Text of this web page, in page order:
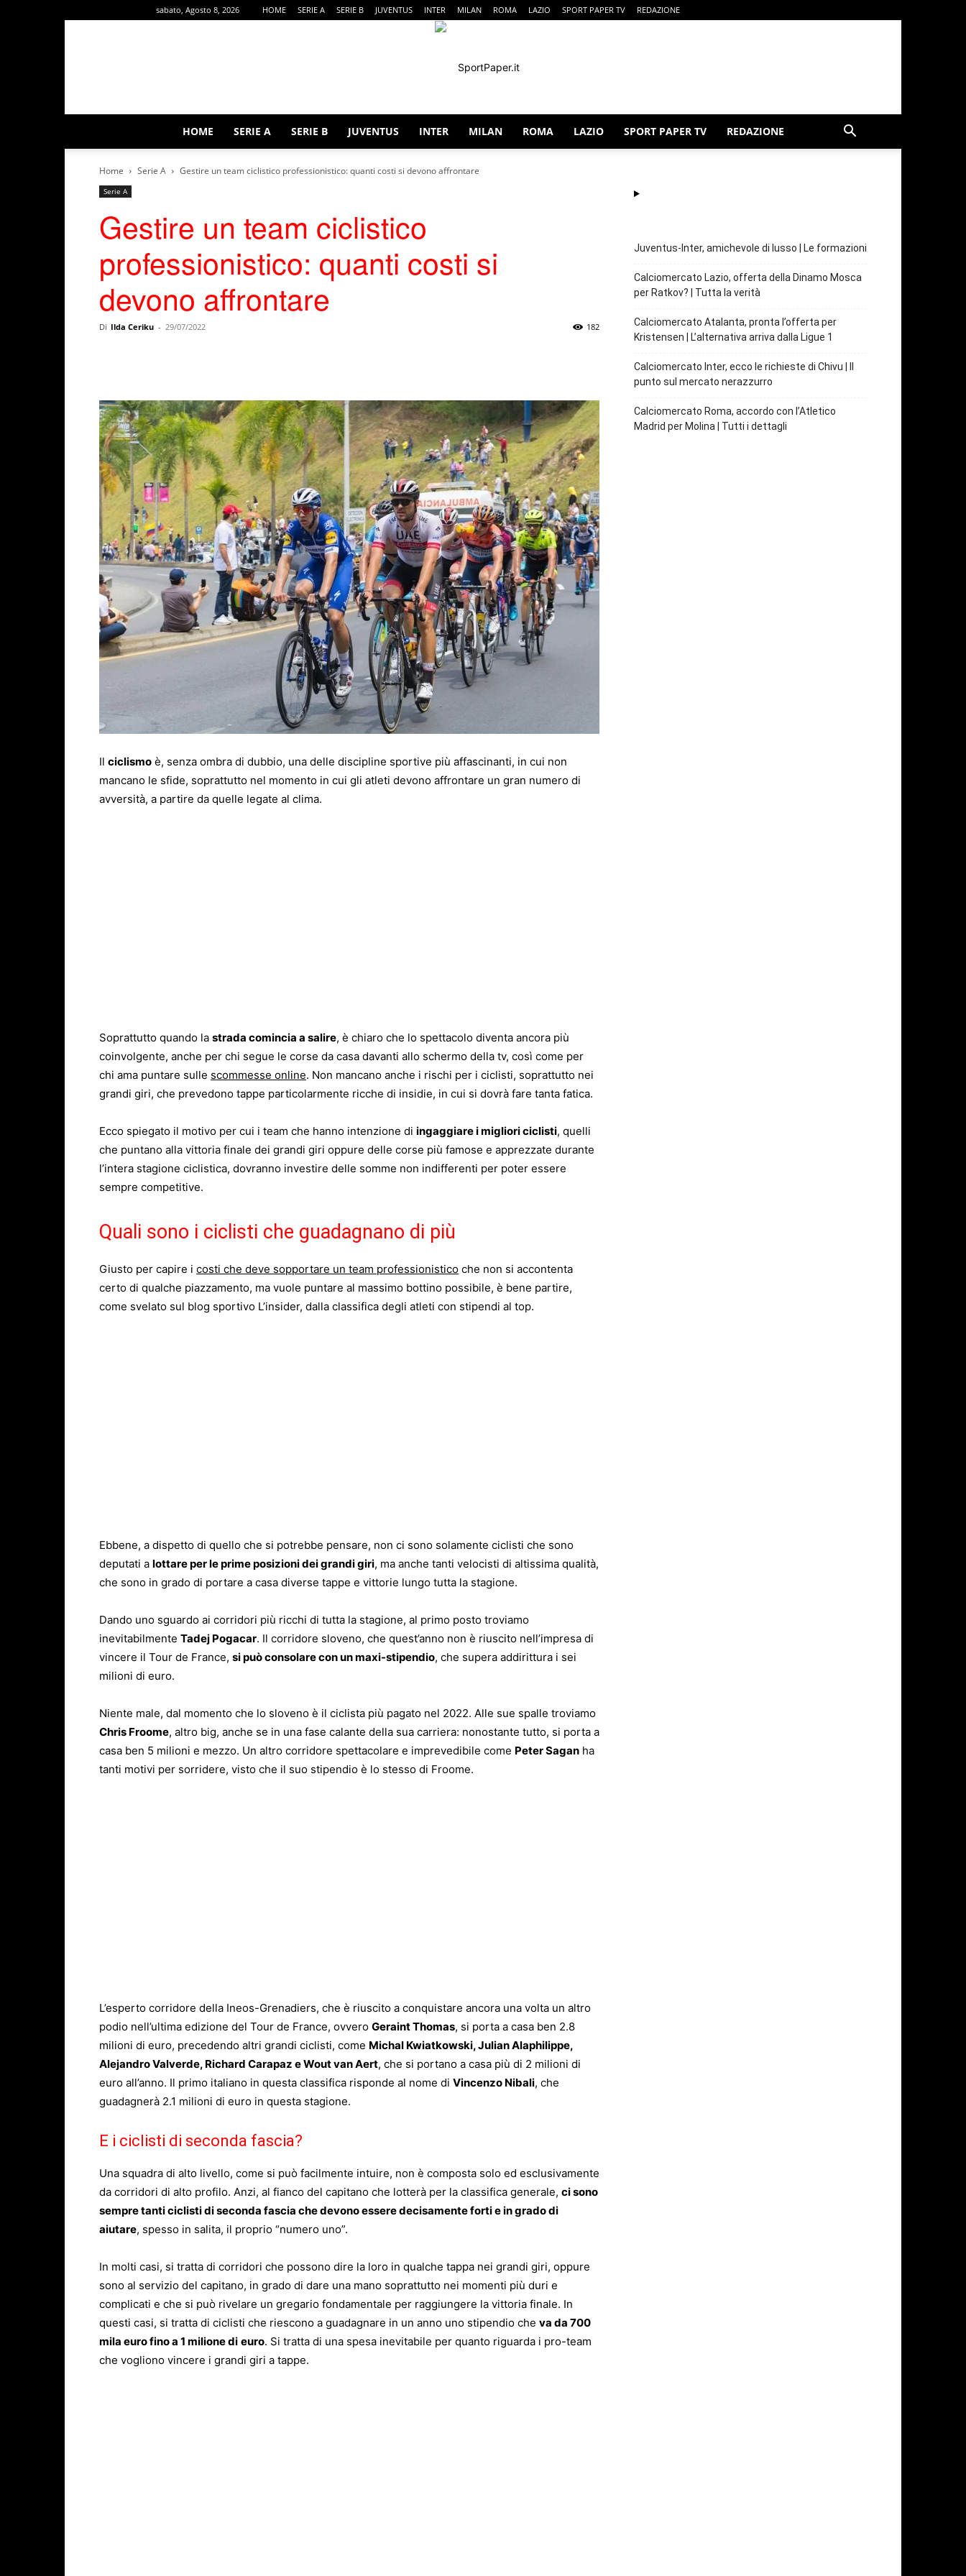
sabato, Agosto 8, 2026 HOME SERIE A SERIE B JUVENTUS INTER MILAN ROMA LAZIO SPORT PAPER TV REDAZIONE
HOME SERIE A SERIE B JUVENTUS INTER MILAN ROMA LAZIO SPORT PAPER TV REDAZIONE
Home Serie A Gestire un team ciclistico professionistico: quanti costi si devono affrontare
Serie A
Gestire un team ciclistico
professionistico: quanti costi si
devono affrontare
Di Ilda Ceriku - 29/07/2022 182
Il ciclismo è, senza ombra di dubbio, una delle discipline sportive più affascinanti, in cui non
mancano le sfide, soprattutto nel momento in cui gli atleti devono affrontare un gran numero di
avversità, a partire da quelle legate al clima.
Soprattutto quando la strada comincia a salire, è chiaro che lo spettacolo diventa ancora più
coinvolgente, anche per chi segue le corse da casa davanti allo schermo della tv, così come per
chi ama puntare sulle scommesse online. Non mancano anche i rischi per i ciclisti, soprattutto nei
grandi giri, che prevedono tappe particolarmente ricche di insidie, in cui si dovrà fare tanta fatica.
Ecco spiegato il motivo per cui i team che hanno intenzione di ingaggiare i migliori ciclisti, quelli
che puntano alla vittoria finale dei grandi giri oppure delle corse più famose e apprezzate durante
l’intera stagione ciclistica, dovranno investire delle somme non indifferenti per poter essere
sempre competitive.
Quali sono i ciclisti che guadagnano di più
Giusto per capire i costi che deve sopportare un team professionistico che non si accontenta
certo di qualche piazzamento, ma vuole puntare al massimo bottino possibile, è bene partire,
come svelato sul blog sportivo L’insider, dalla classifica degli atleti con stipendi al top.
Ebbene, a dispetto di quello che si potrebbe pensare, non ci sono solamente ciclisti che sono
deputati a lottare per le prime posizioni dei grandi giri, ma anche tanti velocisti di altissima qualità,
che sono in grado di portare a casa diverse tappe e vittorie lungo tutta la stagione.
Dando uno sguardo ai corridori più ricchi di tutta la stagione, al primo posto troviamo
inevitabilmente Tadej Pogacar. Il corridore sloveno, che quest’anno non è riuscito nell’impresa di
vincere il Tour de France, si può consolare con un maxi-stipendio, che supera addirittura i sei
milioni di euro.
Niente male, dal momento che lo sloveno è il ciclista più pagato nel 2022. Alle sue spalle troviamo
Chris Froome, altro big, anche se in una fase calante della sua carriera: nonostante tutto, si porta a
casa ben 5 milioni e mezzo. Un altro corridore spettacolare e imprevedibile come Peter Sagan ha
tanti motivi per sorridere, visto che il suo stipendio è lo stesso di Froome.
L’esperto corridore della Ineos-Grenadiers, che è riuscito a conquistare ancora una volta un altro
podio nell’ultima edizione del Tour de France, ovvero Geraint Thomas, si porta a casa ben 2.8
milioni di euro, precedendo altri grandi ciclisti, come Michal Kwiatkowski, Julian Alaphilippe,
Alejandro Valverde, Richard Carapaz e Wout van Aert, che si portano a casa più di 2 milioni di
euro all’anno. Il primo italiano in questa classifica risponde al nome di Vincenzo Nibali, che
guadagnerà 2.1 milioni di euro in questa stagione.
E i ciclisti di seconda fascia?
Una squadra di alto livello, come si può facilmente intuire, non è composta solo ed esclusivamente
da corridori di alto profilo. Anzi, al fianco del capitano che lotterà per la classifica generale, ci sono
sempre tanti ciclisti di seconda fascia che devono essere decisamente forti e in grado di
aiutare, spesso in salita, il proprio “numero uno”.
In molti casi, si tratta di corridori che possono dire la loro in qualche tappa nei grandi giri, oppure
sono al servizio del capitano, in grado di dare una mano soprattutto nei momenti più duri e
complicati e che si può rivelare un gregario fondamentale per raggiungere la vittoria finale. In
questi casi, si tratta di ciclisti che riescono a guadagnare in un anno uno stipendio che va da 700
mila euro fino a 1 milione di euro. Si tratta di una spesa inevitabile per quanto riguarda i pro-team
che vogliono vincere i grandi giri a tappe.
Juventus-Inter, amichevole di lusso | Le formazioni
Calciomercato Lazio, offerta della Dinamo Mosca
per Ratkov? | Tutta la verità
Calciomercato Atalanta, pronta l’offerta per
Kristensen | L’alternativa arriva dalla Ligue 1
Calciomercato Inter, ecco le richieste di Chivu | Il
punto sul mercato nerazzurro
Calciomercato Roma, accordo con l’Atletico
Madrid per Molina | Tutti i dettagli